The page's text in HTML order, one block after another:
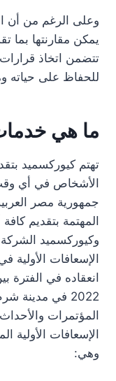
وعلى الرغم من أن
يمكن مقارنتها بما
تتضمن اتخاذ
للحفاظ على حياته
ما هي
تهتم كيوركسميد
الأشخاص في أي
جمهورية مصر
المهتمة بتقديم
وكيوركسميد
2022 في
المؤتمرات
وهي: